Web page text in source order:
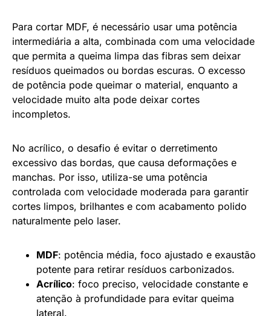
Para cortar MDF, é necessário usar uma potência
intermediária a alta, combinada com uma velocidade
que permita a queima limpa das fibras sem deixar
resíduos queimados ou bordas escuras. O excesso
de potência pode queimar o material, enquanto a
velocidade muito alta pode deixar cortes
incompletos.
No acrílico, o desafio é evitar o derretimento
excessivo das bordas, que causa deformações e
manchas. Por isso, utiliza-se uma potência
controlada com velocidade moderada para garantir
cortes limpos, brilhantes e com acabamento polido
naturalmente pelo laser.
MDF: potência média, foco ajustado e exaustão
potente para retirar resíduos carbonizados.
Acrílico: foco preciso, velocidade constante e
atenção à profundidade para evitar queima
lateral.